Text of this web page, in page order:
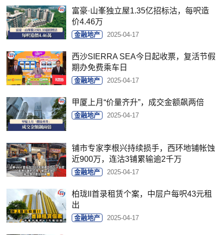
富豪·山峯独立屋1.35亿招标沽，每呎造
价4.46万
金融地产 2025-04-17
西沙SIERRA SEA今日起收票，复活节假
期办免费乘车日
金融地产 2025-04-17
甲厦上月“价量齐升”，成交金额飙两倍
金融地产 2025-04-17
铺市专家李根兴持续损手，西环地铺帐蚀
近900万，连沽3铺累输逾2千万
金融地产 2025-04-17
柏珑II首录租赁个案，中层户每呎43元租
出
金融地产 2025-04-17